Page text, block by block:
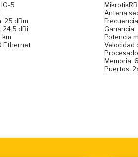
5
25 dBm
24.5 dBi
km
Ethernet
Antena
Ganancia:
Potencia
Velocidad
Memoria:
Puertos: